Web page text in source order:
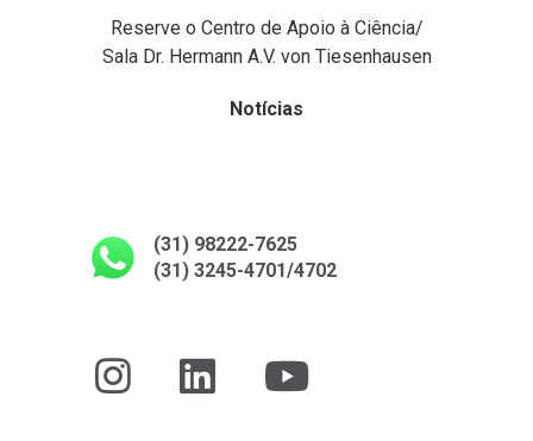
Reserve o Centro de Apoio à Ciência/
Sala Dr. Hermann A.V. von Tiesenhausen
Notícias
(31) 98222-7625
(31) 3245-4701/4702